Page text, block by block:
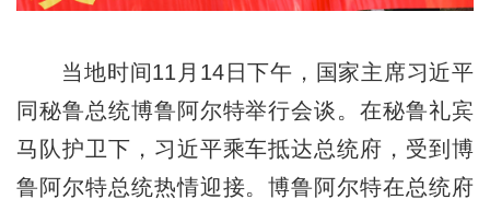
当地时间11月14日下午，国家主席习近平
同秘鲁总统博鲁阿尔特举行会谈。在秘鲁礼宾
马队护卫下，习近平乘车抵达总统府，受到博
鲁阿尔特总统热情迎接。博鲁阿尔特在总统府